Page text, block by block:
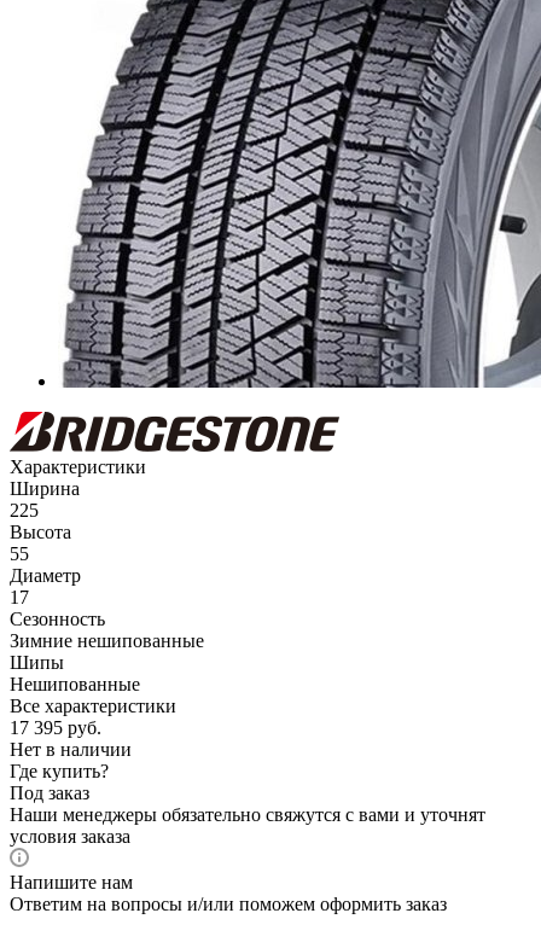
Характеристики
Ширина
225
Высота
55
Диаметр
17
Сезонность
Зимние нешипованные
Шипы
Нешипованные
Все характеристики
17 395 руб.
Нет в наличии
Где купить?
Под заказ
Наши менеджеры обязательно свяжутся с вами и уточнят
условия заказа
Напишите нам
Ответим на вопросы и/или поможем оформить заказ